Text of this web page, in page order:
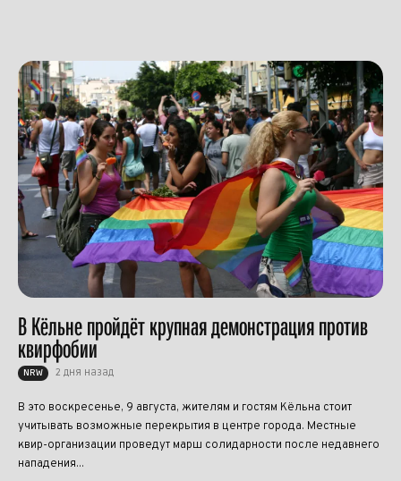
В Кёльне пройдёт крупная демонстрация против
квирфобии
NRW 2 дня назад
В это воскресенье, 9 августа, жителям и гостям Кёльна стоит
учитывать возможные перекрытия в центре города. Местные
квир-организации проведут марш солидарности после недавнего
нападения...